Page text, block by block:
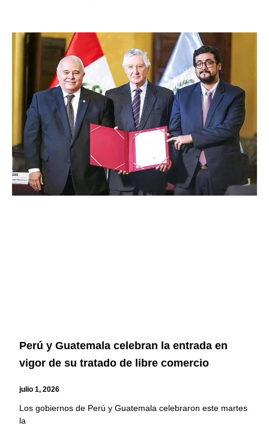
Perú y Guatemala celebran la entrada en
vigor de su tratado de libre comercio
julio 1, 2026
Los gobiernos de Perú y Guatemala celebraron este martes
la